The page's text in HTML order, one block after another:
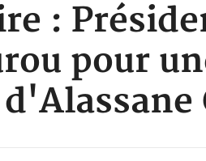
:
pour
d'Alassane